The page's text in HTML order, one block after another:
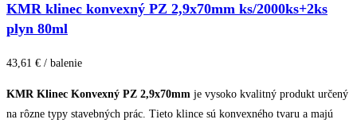
KMR klinec konvexný PZ 2,9x70mm ks/2000ks+2ks
plyn 80ml
43,61 € / balenie
KMR Klinec Konvexný PZ 2,9x70mm je vysoko kvalitný produkt určený
na rôzne typy stavebných prác. Tieto klince sú konvexného tvaru a majú